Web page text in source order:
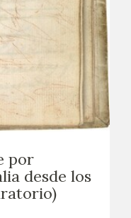
por
desde los